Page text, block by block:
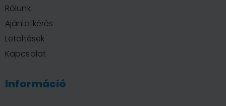
Rólunk
Ajánlatkérés
Letöltések
Kapcsolat
Információ